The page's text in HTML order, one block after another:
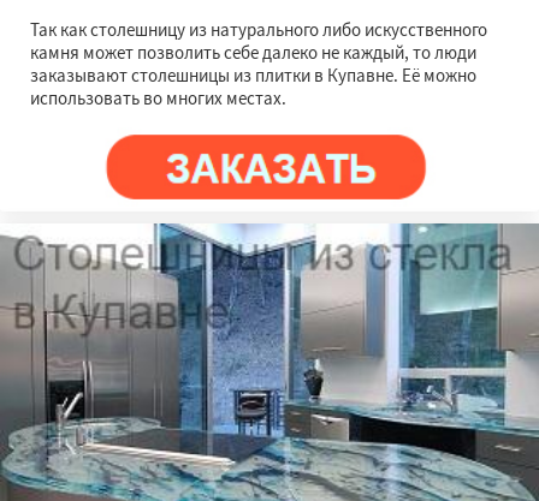
Так как столешницу из натурального либо искусственного
камня может позволить себе далеко не каждый, то люди
заказывают столешницы из плитки в Купавне. Её можно
использовать во многих местах.